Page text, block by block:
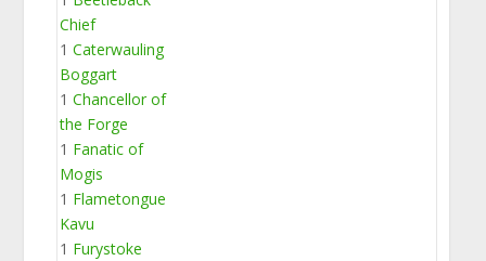
Chief
1Caterwauling
Boggart
1Chancellor of
the Forge
1 Fanatic of
Mogis
1 Flametongue
Kavu
1 Furystoke